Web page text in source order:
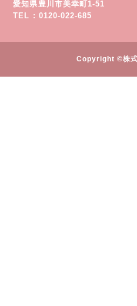
愛知県豊川市美幸町1-51
TEL : 0120-022-685
Copyright ©株